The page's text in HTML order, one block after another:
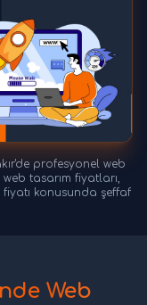
profesyonel web
tasarım fiyatları,
fiyatı konusunda şeffaf
Web